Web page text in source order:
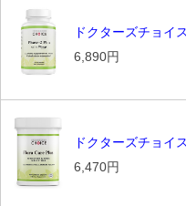
ドクターズチョイ
6,890円
ドクターズチョイ
6,470円